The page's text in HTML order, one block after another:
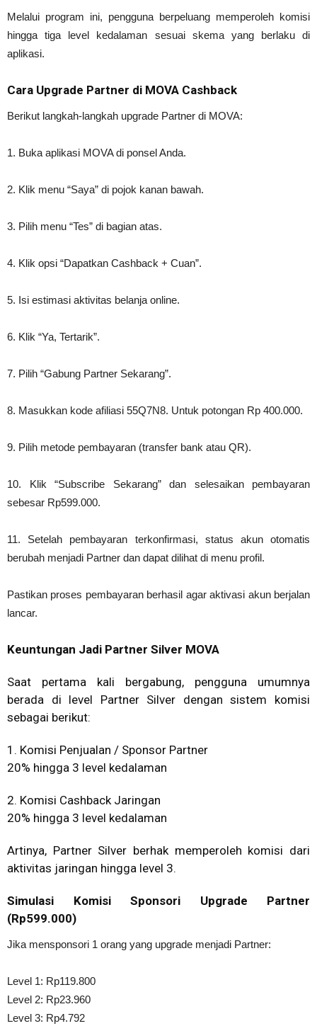
Melalui program ini, pengguna berpeluang memperoleh komisi
hingga tiga level kedalaman sesuai skema yang berlaku di
aplikasi.
Cara Upgrade Partner di MOVA Cashback
Berikut langkah-langkah upgrade Partner di MOVA:
1. Buka aplikasi MOVA di ponsel Anda.
2. Klik menu “Saya” di pojok kanan bawah.
3. Pilih menu “Tes” di bagian atas.
4. Klik opsi “Dapatkan Cashback + Cuan”.
5. Isi estimasi aktivitas belanja online.
6. Klik “Ya, Tertarik”.
7. Pilih “Gabung Partner Sekarang”.
8. Masukkan kode afiliasi 55Q7N8. Untuk potongan Rp 400.000.
9. Pilih metode pembayaran (transfer bank atau QR).
10. Klik “Subscribe Sekarang” dan selesaikan pembayaran
sebesar Rp599.000.
11. Setelah pembayaran terkonfirmasi, status akun otomatis
berubah menjadi Partner dan dapat dilihat di menu profil.
Pastikan proses pembayaran berhasil agar aktivasi akun berjalan
lancar.
Keuntungan Jadi Partner Silver MOVA
Saat pertama kali bergabung, pengguna umumnya
berada di level Partner Silver dengan sistem komisi
sebagai berikut:
1. Komisi Penjualan / Sponsor Partner
20% hingga 3 level kedalaman
2. Komisi Cashback Jaringan
20% hingga 3 level kedalaman
Artinya, Partner Silver berhak memperoleh komisi dari
aktivitas jaringan hingga level 3.
Simulasi Komisi Sponsori Upgrade Partner
(Rp599.000)
Jika mensponsori 1 orang yang upgrade menjadi Partner:
Level 1: Rp119.800
Level 2: Rp23.960
Level 3: Rp4.792